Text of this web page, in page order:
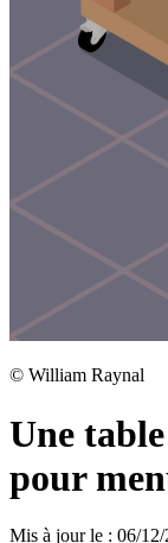
© William Raynal
Une
pour
Mis à jour le : 06/12/